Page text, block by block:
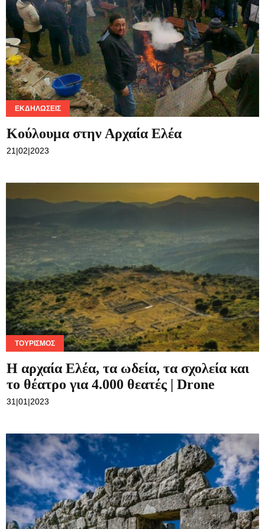
ΕΚΔΗΛΏΣΕΙΣ
Κούλουμα στην Αρχαία Ελέα
21|02|2023
ΤΟΥΡΙΣΜΌΣ
Η αρχαία Ελέα, τα ωδεία, τα σχολεία και
το θέατρο για 4.000 θεατές | Drone
31|01|2023